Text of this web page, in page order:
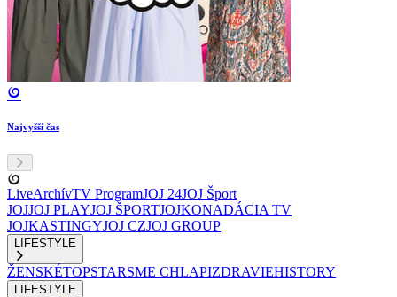
Najvyšší čas
LiveArchívTV ProgramJOJ 24JOJ Šport
JOJJOJ PLAYJOJ ŠPORTJOJKONADÁCIA TV
JOJKASTINGYJOJ CZJOJ GROUP
LIFESTYLE
ŽENSKÉTOPSTARSME CHLAPIZDRAVIEHISTORY
LIFESTYLE